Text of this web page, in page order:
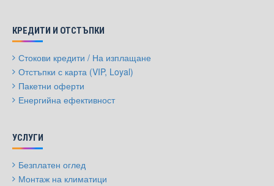
КРЕДИТИ И ОТСТЪПКИ
Стокови кредити / На изплащане
Отстъпки с карта (VIP, Loyal)
Пакетни оферти
Енергийна ефективност
УСЛУГИ
Безплатен оглед
Монтаж на климатици